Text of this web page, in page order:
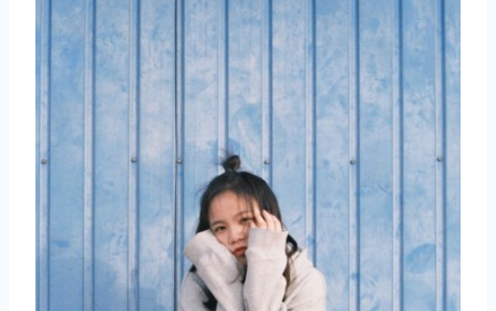
取消 搜索